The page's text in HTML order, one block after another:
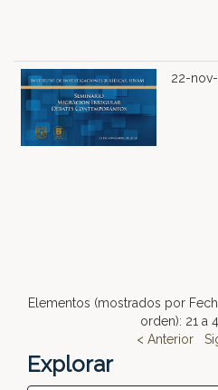
22-
Elementos (mostrados por
orden): 21 a
< Anterior
Explorar